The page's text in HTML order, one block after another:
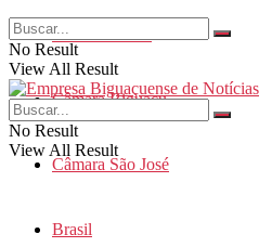
Santa Catarina
Câmara Biguaçu
Câmara São José
Brasil
No Result
View All Result
No Result
View All Result